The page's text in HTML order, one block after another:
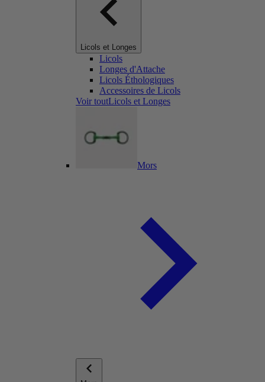
Licols et Longes
Licols
Longes d'Attache
Licols Éthologiques
Accessoires de Licols
Voir toutLicols et Longes
Mors